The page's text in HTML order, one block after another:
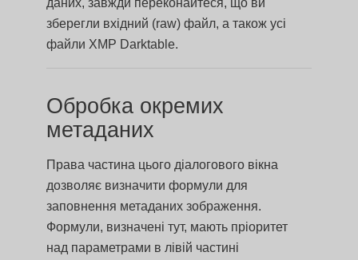
зберегли вхідний (raw) файл, а також усі
файли XMP Darktable.
Обробка окремих
метаданих
Права частина цього діалогового вікна
дозволяє визначити формули для
заповнення метаданих зображення.
Формули, визначені тут, мають пріоритет
над параметрами в лівій частині